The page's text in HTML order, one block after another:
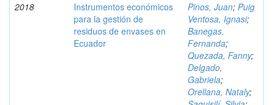
2018
Instrumentos económicos
para la gestión de
residuos de envases en
Ecuador
Pinos, Juan; Puig
Ventosa, Ignasi;
Banegas,
Fernanda;
Quezada, Fanny;
Delgado,
Gabriela;
Orellana, Nataly;